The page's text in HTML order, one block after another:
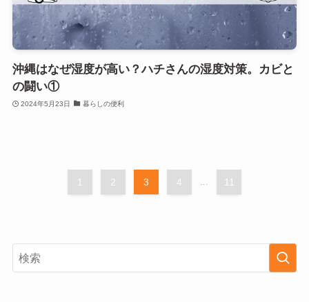
沖縄はなぜ湿度が高い？ハチさんの湿度対策。カビと
の闘い①
2024年5月23日 暮らしの便利
1 2 3 4 ... 11